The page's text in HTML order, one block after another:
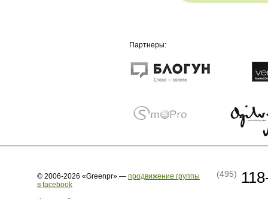
Партнеры:
© 2006-2026 «Greenpr» — продвижение группы
в facebook
(495)